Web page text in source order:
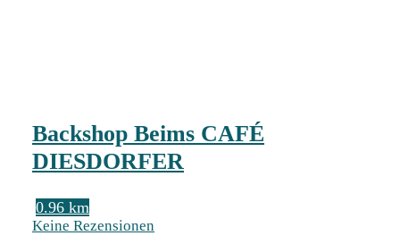
Backshop Beims CAFÉ
DIESDORFER
0.96 km
Keine Rezensionen